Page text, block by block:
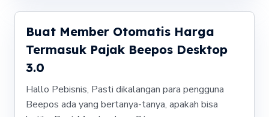
Buat Member Otomatis Harga
Termasuk Pajak Beepos Desktop
3.0
Hallo Pebisnis, Pasti dikalangan para pengguna
Beepos ada yang bertanya-tanya, apakah bisa